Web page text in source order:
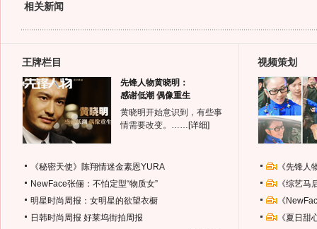
相关新闻
王牌栏目
先锋人物黄晓明：
感谢低潮 偶像重生
黄晓明开始意识到，有些事
情需要改变。…… [详细]
《秘密天使》陈翔情迷金素恩YURA
NewFace张俪：不怕定型“物质女”
明星时尚周报：女明星的欲望衣橱
日韩时尚周报 好莱坞街拍周报
视频策划
《先锋
《综艺
《
《夏日